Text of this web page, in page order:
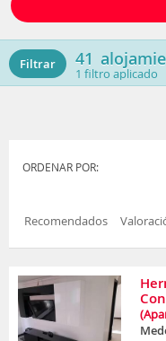
Filtrar 41
1 filtro aplicado
ORDENAR POR:
Recomendados